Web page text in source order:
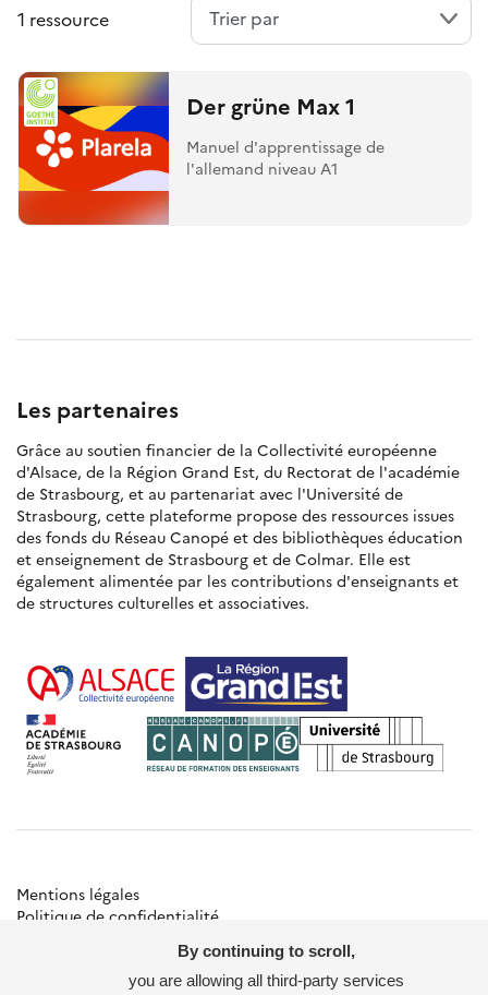
1 ressource
Der grüne Max 1
Manuel d'apprentissage de
l'allemand niveau A1
Les partenaires
Grâce au soutien financier de la Collectivité européenne
d'Alsace, de la Région Grand Est, du Rectorat de l'académie
de Strasbourg, et au partenariat avec l'Université de
Strasbourg, cette plateforme propose des ressources issues
des fonds du Réseau Canopé et des bibliothèques éducation
et enseignement de Strasbourg et de Colmar. Elle est
également alimentée par les contributions d'enseignants et
de structures culturelles et associatives.
Mentions légales
Politique de confidentialité
By continuing to scroll,
you are allowing all third-party services